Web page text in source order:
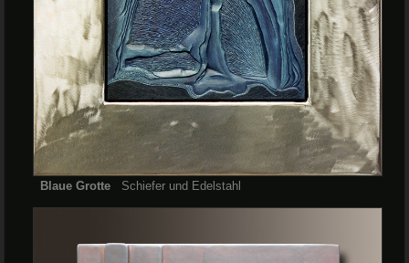
Blaue Grotte Schiefer und Edelstahl